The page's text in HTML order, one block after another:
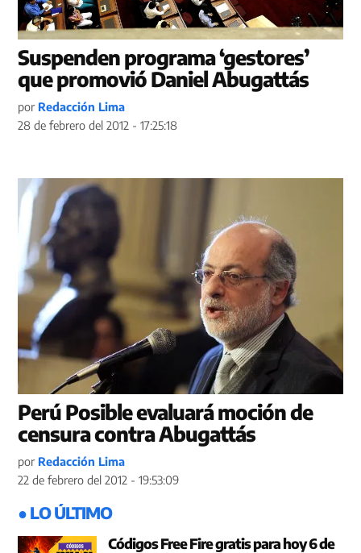
Suspenden programa ‘gestores’
que promovió Daniel Abugattás
por Redacción Lima
28 de febrero del 2012 - 17:25:18
Perú Posible evaluará moción de
censura contra Abugattás
por Redacción Lima
22 de febrero del 2012 - 19:53:09
● LO ÚLTIMO
Códigos Free Fire gratis para hoy 6 de